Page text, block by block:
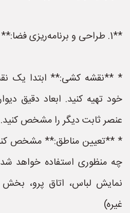
**1. طراحی و برنامه‌ریزی فضا:**
* **نقشه کشی:** ابتدا یک
خود تهیه کنید. ابعاد دقیق
عنصر ثابت دیگر را مشخص کنید.
* **تعیین مناطق:** مشخص
چه منظوری استفاده خواهد
نمایش لباس، اتاق پرو،
غیره)